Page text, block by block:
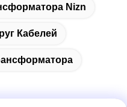
Nizn
Кабелей